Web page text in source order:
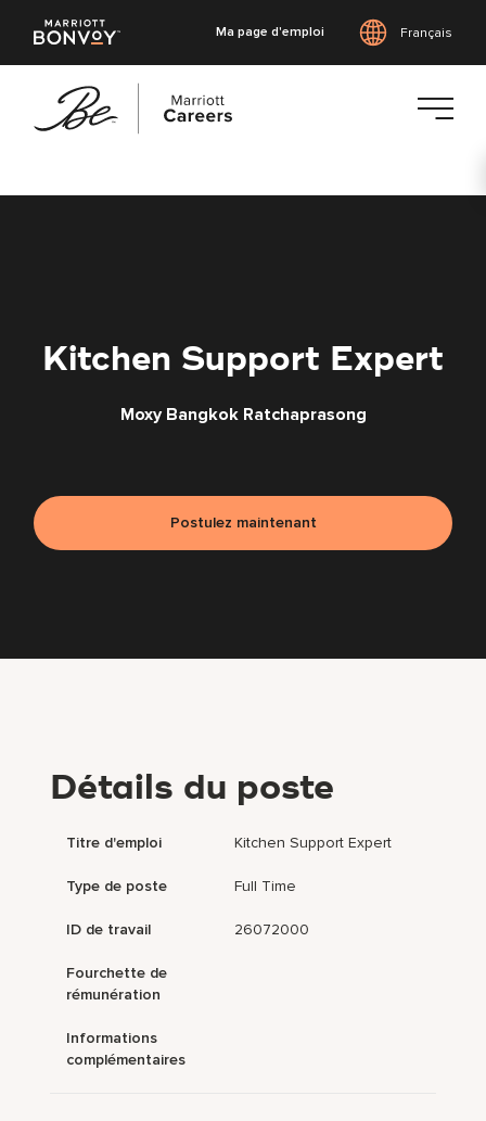
Ma page d'emploi Français
Kitchen Support Expert
Moxy Bangkok Ratchaprasong
Postulez maintenant
Détails du poste
Titre d'emploi Kitchen Support Expert
Type de poste Full Time
ID de travail 26072000
Fourchette de
rémunération
Informations
complémentaires